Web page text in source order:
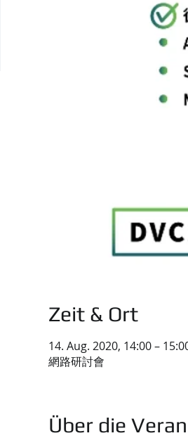
Zeit & Ort
14. Aug. 2020, 14:00 –
網路研討會
Über die